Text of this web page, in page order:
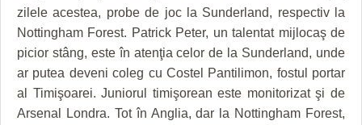
CLIPURI VIDEO
JOCURI ONLINE
FARMACII DIN TIMIŞOARA
zilele acestea, probe de joc la Sunderland, respectiv la
Nottingham Forest. Patrick Peter, un talentat mijlocaş de
picior stâng, este în atenţia celor de la Sunderland, unde
ar putea deveni coleg cu Costel Pantilimon, fostul portar
al Timişoarei. Juniorul timişorean este monitorizat şi de
Arsenal Londra. Tot în Anglia, dar la Nottingham Forest,